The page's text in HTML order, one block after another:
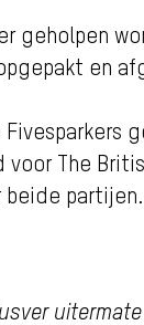
geholpen
en
The
beide partijen.